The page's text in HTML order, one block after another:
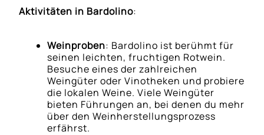
Aktivitäten in Bardolino:
Weinproben: Bardolino ist berühmt für
seinen leichten, fruchtigen Rotwein.
Besuche eines der zahlreichen
Weingüter oder Vinotheken und probiere
die lokalen Weine. Viele Weingüter
bieten Führungen an, bei denen du mehr
über den Weinherstellungsprozess
erfährst.